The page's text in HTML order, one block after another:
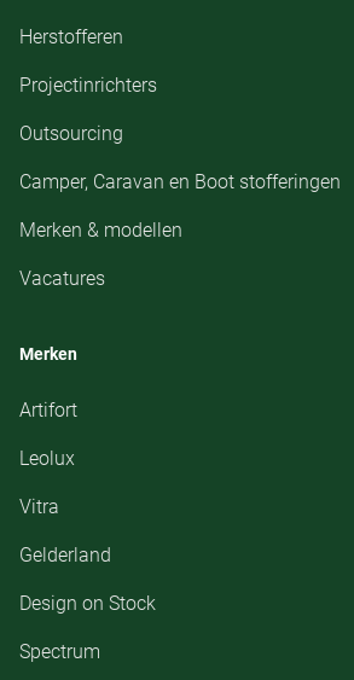
Herstofferen
Projectinrichters
Outsourcing
Camper, Caravan en Boot stofferingen
Merken & modellen
Vacatures
Merken
Artifort
Leolux
Vitra
Gelderland
Design on Stock
Spectrum